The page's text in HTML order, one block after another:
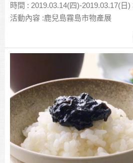
時間 : 2019.03.14(四)-2019.03.17(日) 地 點 : 忠孝SOGO超市
活動內容 :鹿兒島霧島市物產展